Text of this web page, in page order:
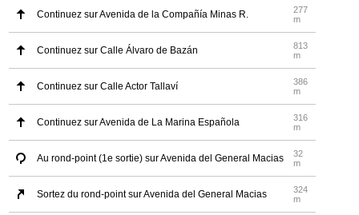
Continuez sur Avenida de la Compañía Minas R.
277
m
Continuez sur Calle Álvaro de Bazán
813
m
Continuez sur Calle Actor Tallaví
386
m
Continuez sur Avenida de La Marina Española
316
m
Au rond-point (1e sortie) sur Avenida del General Macias
32
m
Sortez du rond-point sur Avenida del General Macias
324
m